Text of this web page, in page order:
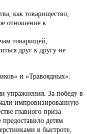
как товарищество,
отношение к
товарищей,
друг к другу не
и «Травоядных».
упражнения. За победу в
импровизированную
главного приза
детям
в быстроте,